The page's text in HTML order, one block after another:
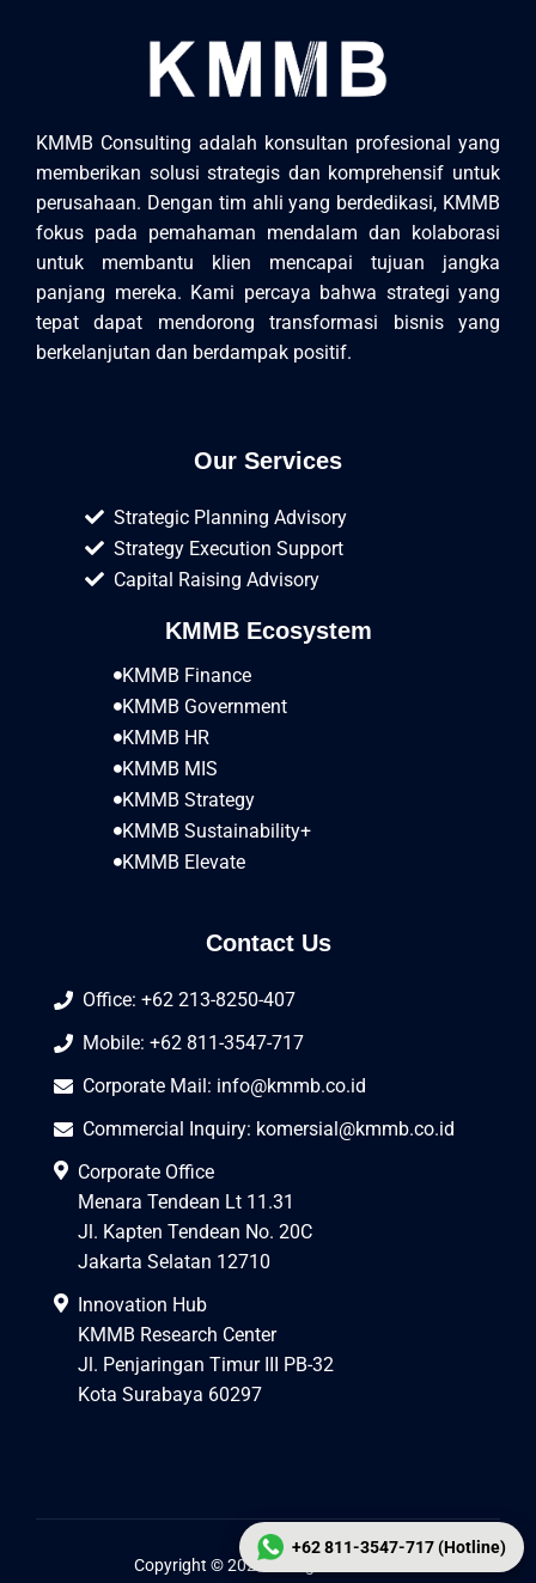
KMMB Consulting adalah konsultan profesional yang
memberikan solusi strategis dan komprehensif untuk
perusahaan. Dengan tim ahli yang berdedikasi, KMMB
fokus pada pemahaman mendalam dan kolaborasi
untuk membantu klien mencapai tujuan jangka
panjang mereka. Kami percaya bahwa strategi yang
tepat dapat mendorong transformasi bisnis yang
berkelanjutan dan berdampak positif.
Our Services
Strategic Planning Advisory
Strategy Execution Support
Capital Raising Advisory
KMMB Ecosystem
KMMB Finance
KMMB Government
KMMB HR
KMMB MIS
KMMB Strategy
KMMB Sustainability+
KMMB Elevate
Contact Us
Office: +62 213-8250-407
Mobile: +62 811-3547-717
Corporate Mail: info@kmmb.co.id
Commercial Inquiry: komersial@kmmb.co.id
Corporate Office
Menara Tendean Lt 11.31
Jl. Kapten Tendean No. 20C
Jakarta Selatan 12710
Innovation Hub
KMMB Research Center
Jl. Penjaringan Timur III PB-32
Kota Surabaya 60297
+62 811-3547-717 (Hotline)
Copyright © 2026 All Right Reserved